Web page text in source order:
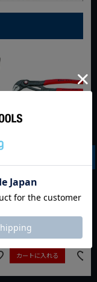
動画あり
6,545
カートに入れる